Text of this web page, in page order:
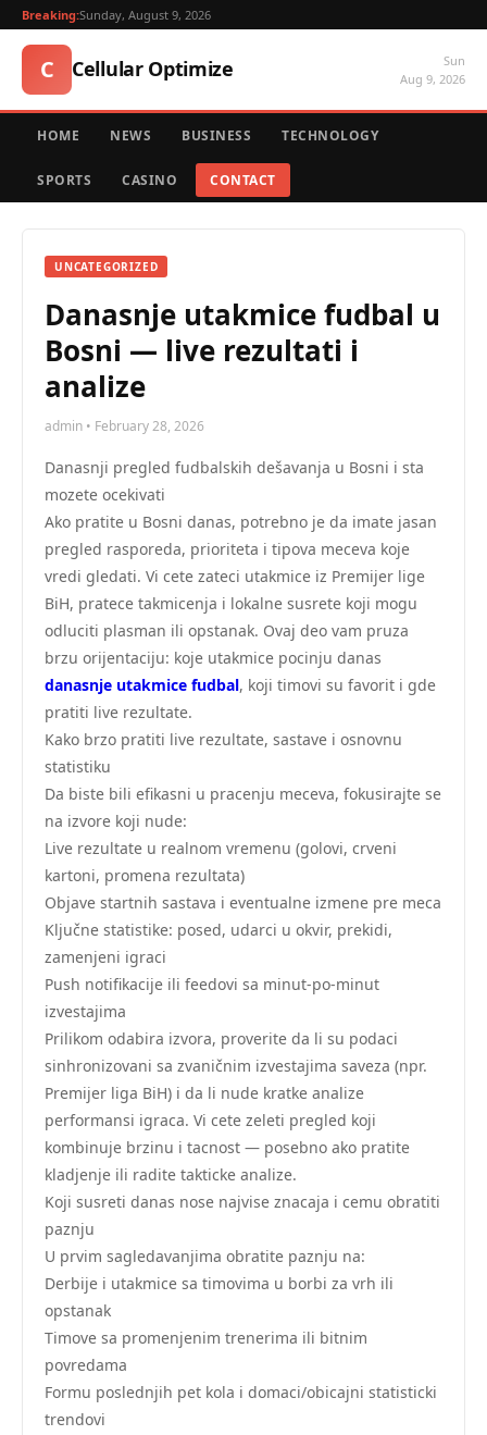
Breaking:Sunday, August 9, 2026
C Cellular Optimize
Sun
Aug 9, 2026
HOME NEWS BUSINESS TECHNOLOGY
SPORTS CASINO CONTACT
UNCATEGORIZED
Danasnje utakmice fudbal u
Bosni — live rezultati i
analize
admin • February 28, 2026
Danasnji pregled fudbalskih dešavanja u Bosni i sta
mozete ocekivati
Ako pratite u Bosni danas, potrebno je da imate jasan
pregled rasporeda, prioriteta i tipova meceva koje
vredi gledati. Vi cete zateci utakmice iz Premijer lige
BiH, pratece takmicenja i lokalne susrete koji mogu
odluciti plasman ili opstanak. Ovaj deo vam pruza
brzu orijentaciju: koje utakmice pocinju danas
danasnje utakmice fudbal, koji timovi su favorit i gde
pratiti live rezultate.
Kako brzo pratiti live rezultate, sastave i osnovnu
statistiku
Da biste bili efikasni u pracenju meceva, fokusirajte se
na izvore koji nude:
Live rezultate u realnom vremenu (golovi, crveni
kartoni, promena rezultata)
Objave startnih sastava i eventualne izmene pre meca
Ključne statistike: posed, udarci u okvir, prekidi,
zamenjeni igraci
Push notifikacije ili feedovi sa minut-po-minut
izvestajima
Prilikom odabira izvora, proverite da li su podaci
sinhronizovani sa zvaničnim izvestajima saveza (npr.
Premijer liga BiH) i da li nude kratke analize
performansi igraca. Vi cete zeleti pregled koji
kombinuje brzinu i tacnost — posebno ako pratite
kladjenje ili radite takticke analize.
Koji susreti danas nose najvise znacaja i cemu obratiti
paznju
U prvim sagledavanjima obratite paznju na:
Derbije i utakmice sa timovima u borbi za vrh ili
opstanak
Timove sa promenjenim trenerima ili bitnim
povredama
Formu poslednjih pet kola i domaci/obicajni statisticki
trendovi